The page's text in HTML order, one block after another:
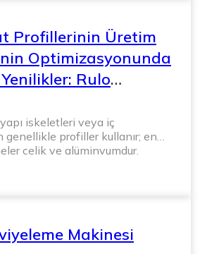
Profillerinin Üretim
Optimizasyonunda
Rulo
Ve Uygulanması
iskeletleri veya iç
genellikle profiller kullanır; en
çelik ve alüminyumdur.
avantajlar sunarken, çelik
çelik profil ürünler […]
Makinesi